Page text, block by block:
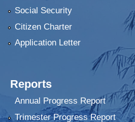
Social Security
Citizen Charter
Application Letter
Reports
Annual Progress Report
Trimester Progress Report